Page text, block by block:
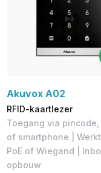
Akuvox A02
RFID-kaartlezer
Toegang via
of smartphone |
PoE of Wiegand |
opbouw